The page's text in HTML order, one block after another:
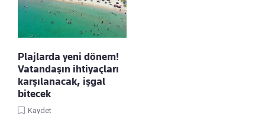
Plajlarda yeni dönem!
Vatandaşın ihtiyaçları
karşılanacak, işgal
bitecek
Kaydet